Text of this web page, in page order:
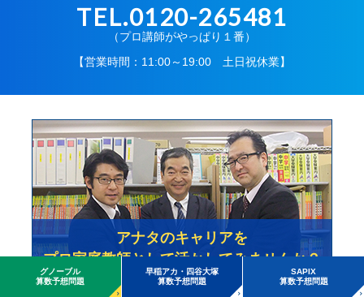
TEL.0120-265481
（プロ講師がやっぱり１番）
【営業時間：11:00～19:00 土日祝休業】
アナタのキャリアを
プロ家庭教師として活かしてみませんか？
塾講師・プロ家庭教師の皆様へ